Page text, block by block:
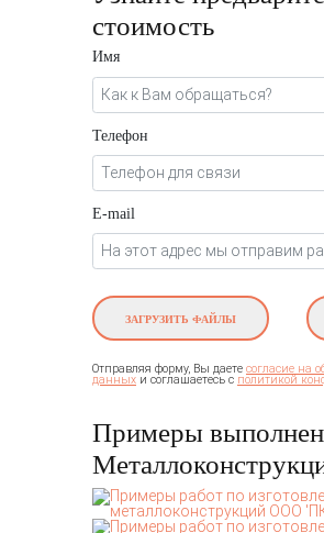
стоимость
Имя
Телефон
E-mail
ЗАГРУЗИТЬ ФАЙЛЫ
Отправляя форму, Вы даете согласие на
данных и соглашаетесь c политикой
Примеры